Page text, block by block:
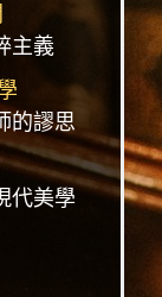
主義
的謬思
代美學